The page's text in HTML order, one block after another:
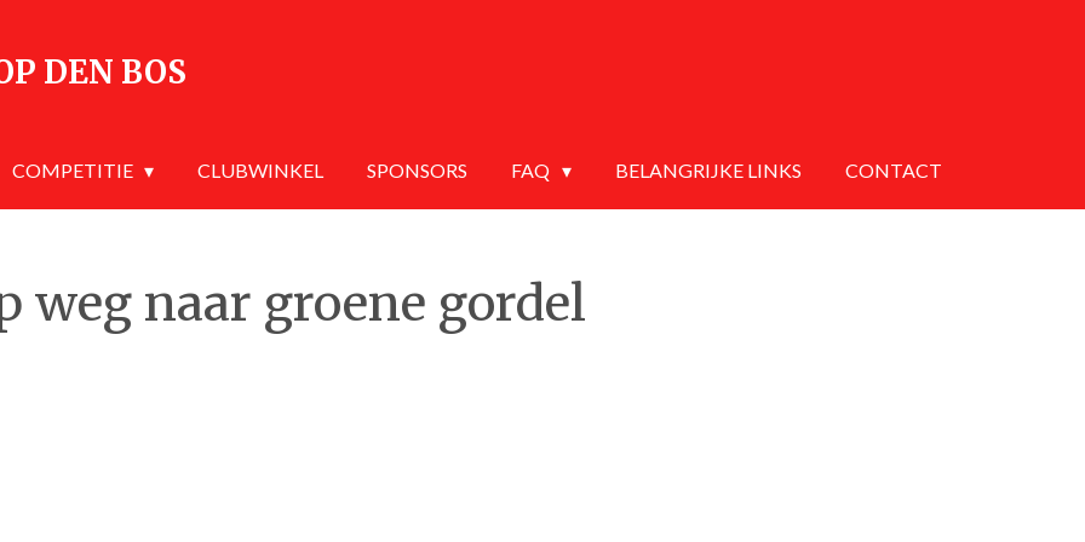
DEN BOS
COMPETITIE CLUBWINKEL SPONSORS FAQ BELANGRIJKE LINKS CONTACT
weg naar groene gordel